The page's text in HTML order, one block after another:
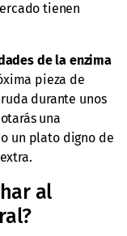
tienen
de la enzima
pieza de
durante unos
una
un plato digno de
al